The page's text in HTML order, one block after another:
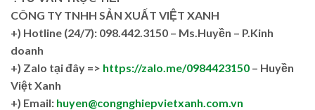
CÔNG TY TNHH SẢN XUẤT VIỆT XANH
+) Hotline (24/7): 098.442.3150 – Ms.Huyền – P.Kinh
doanh
+) Zalo tại đây => https://zalo.me/0984423150 – Huyền
Việt Xanh
+) Email: huyen@congnghiepvietxanh.com.vn